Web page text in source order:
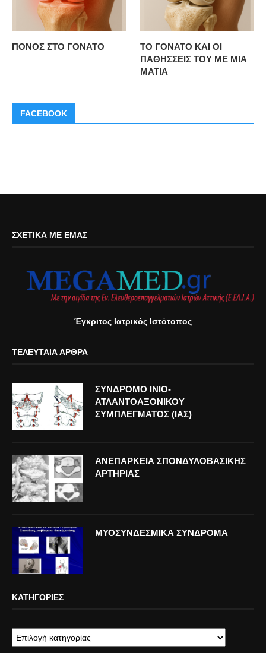
ΠΟΝΟΣ ΣΤΟ ΓΟΝΑΤΟ
ΤΟ ΓΟΝΑΤΟ ΚΑΙ ΟΙ
ΠΑΘΗΣΣΕΙΣ ΤΟΥ ΜΕ ΜΙΑ
ΜΑΤΙΑ
FACEBOOK
ΣΧΕΤΙΚΆ ΜΕ ΕΜΆΣ
Έγκριτος Ιατρικός Ιστότοπος
ΤΕΛΕΥΤΑΊΑ ΆΡΘΡΑ
ΣΥΝΔΡΟΜΟ ΙΝΙΟ-
ΑΤΛΑΝΤΟΑΞΟΝΙΚΟΥ
ΣΥΜΠΛΕΓΜΑΤΟΣ (ΙΑΣ)
ΑΝΕΠΑΡΚΕΙΑ ΣΠΟΝΔΥΛΟΒΑΣΙΚΗΣ
ΑΡΤΗΡΙΑΣ
ΜΥΟΣΥΝΔΕΣΜΙΚΑ ΣΥΝΔΡΟΜΑ
ΚΑΤΗΓΟΡΊΕΣ